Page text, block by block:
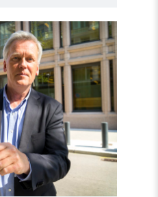
Read
article
"Årsrapport:
Slik
står
det
til
med
menneskerettighetene"